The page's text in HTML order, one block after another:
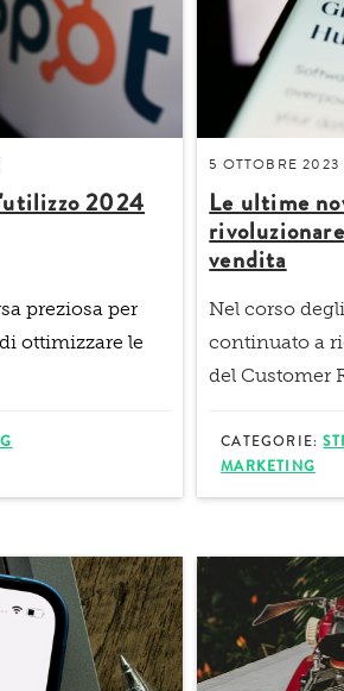
2024
preziosa per
ottimizzare le
5 OTTOBRE 2023
Le ultime
vendita
Nel corso
continuato a
delCustomer
CATEGORIE:
MARKETING